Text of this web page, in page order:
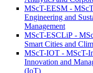
MScT-EESM -
Engineering and
Management
MScT-ESCLiP -
Smart Cities and
MScT-IOT - MScT-
Innovation and
(IoT)